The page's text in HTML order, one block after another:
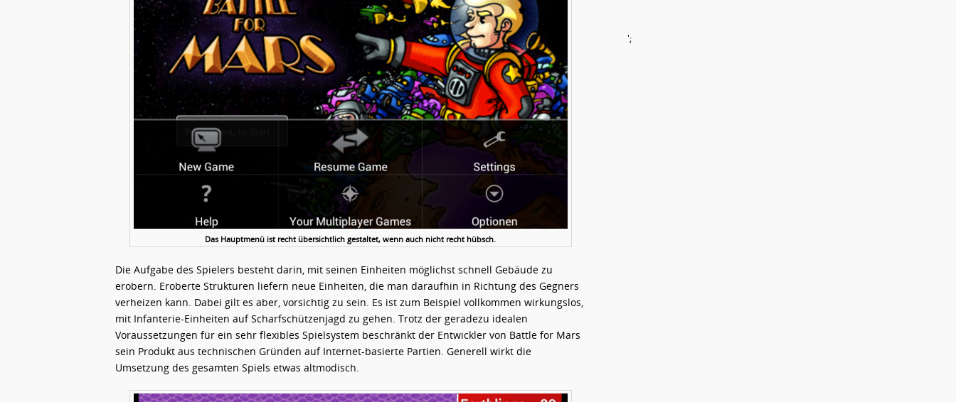
Das Hauptmenü ist recht übersichtlich gestaltet, wenn auch nicht recht hübsch.
Die Aufgabe des Spielers besteht darin, mit seinen Einheiten möglichst schnell Gebäude zu
erobern. Eroberte Strukturen liefern neue Einheiten, die man daraufhin in Richtung des Gegners
verheizen kann. Dabei gilt es aber, vorsichtig zu sein. Es ist zum Beispiel vollkommen wirkungslos,
mit Infanterie-Einheiten auf Scharfschützenjagd zu gehen. Trotz der geradezu idealen
Voraussetzungen für ein sehr flexibles Spielsystem beschränkt der Entwickler von Battle for Mars
sein Produkt aus technischen Gründen auf Internet-basierte Partien. Generell wirkt die
Umsetzung des gesamten Spiels etwas altmodisch.
';